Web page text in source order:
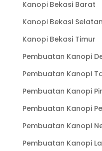
Kanopi Bekasi Barat
Kanopi Bekasi Selatan
Kanopi Bekasi Timur
Pembuatan Kanopi
Pembuatan Kanopi
Pembuatan Kanopi
Pembuatan Kanopi
Pembuatan Kanopi
Pembuatan Kanopi